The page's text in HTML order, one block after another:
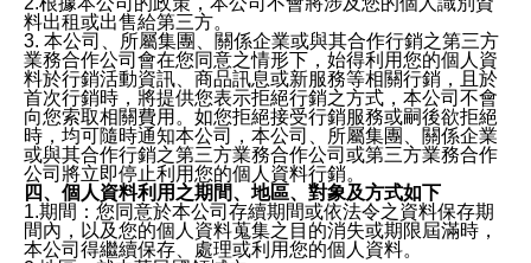
料出租或出售給第三方。
3. 本公司、所屬集團、關係企業或與其合作行銷之第三方
業務合作公司會在您同意之情形下，始得利用您的個人資
料於行銷活動資訊、商品訊息或新服務等相關行銷，且於
首次行銷時，將提供您表示拒絕行銷之方式，本公司不會
向您索取相關費用。如您拒絕接受行銷服務或嗣後欲拒絕
時，均可隨時通知本公司，本公司、所屬集團、關係企業
或與其合作行銷之第三方業務合作公司或第三方業務合作
公司將立即停止利用您的個人資料行銷。
四、個人資料利用之期間、地區、對象及方式如下
1.期間：您同意於本公司存續期間或依法令之資料保存期
間內，以及您的個人資料蒐集之目的消失或期限屆滿時，
本公司得繼續保存、處理或利用您的個人資料。